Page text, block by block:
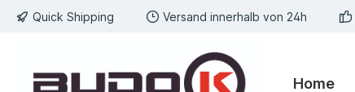
Zur Hauptnavigation springen
Quick Shipping Versand innerhalb von 24h
Home